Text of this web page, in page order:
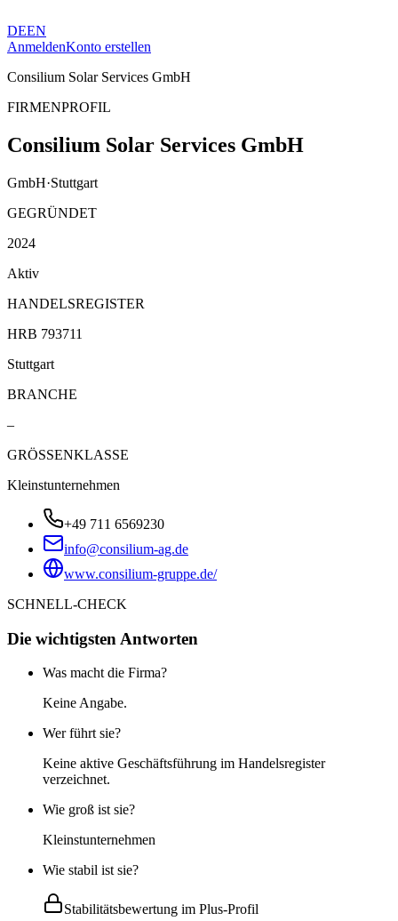
DEEN
AnmeldenKonto erstellen
Consilium Solar Services GmbH
FIRMENPROFIL
Consilium Solar Services GmbH
GmbH·Stuttgart
GEGRÜNDET
2024
Aktiv
HANDELSREGISTER
HRB 793711
Stuttgart
BRANCHE
–
GRÖSSENKLASSE
Kleinstunternehmen
+49 711 6569230
info@consilium-ag.de
www.consilium-gruppe.de/
SCHNELL-CHECK
Die wichtigsten Antworten
Was macht die Firma?
Keine Angabe.
Wer führt sie?
Keine aktive Geschäftsführung im Handelsregister
verzeichnet.
Wie groß ist sie?
Kleinstunternehmen
Wie stabil ist sie?
Stabilitätsbewertung im Plus-Profil